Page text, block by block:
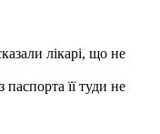
лікарі, що не
паспорта її туди не